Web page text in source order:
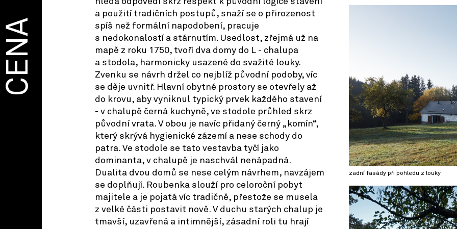
a použití tradičních postupů, snaží se o přirozenost
spíš než formální napodobení, pracuje
s nedokonalostí a stárnutím. Usedlost, zřejmá už na
mapě z roku 1750, tvoří dva domy do L - chalupa
a stodola, harmonicky usazené do svažité louky.
Zvenku se návrh držel co nejblíž původní podoby, víc
se děje uvnitř. Hlavní obytné prostory se otevřely až
do krovu, aby vyniknul typický prvek každého stavení
- v chalupě černá kuchyně, ve stodole průhled skrz
původní vrata. V obou je navíc přidaný černý „komín“,
který skrývá hygienické zázemí a nese schody do
patra. Ve stodole se tato vestavba tyčí jako
dominanta, v chalupě je naschvál nenápadná.
Dualita dvou domů se nese celým návrhem, navzájem
se doplňují. Roubenka slouží pro celoroční pobyt
majitele a je pojatá víc tradičně, přestože se musela
z velké části postavit nově. V duchu starých chalup je
tmavší, uzavřená a intimnější, zásadní roli tu hrají
zadní fasády při pohledu z louky
CENA